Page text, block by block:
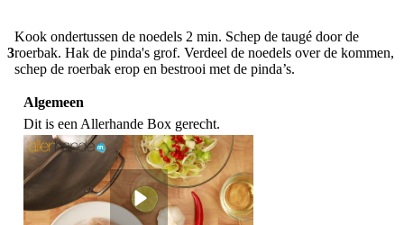
3
Kook ondertussen de noedels 2 min. Schep de taugé door de
roerbak. Hak de pinda's grof. Verdeel de noedels over de kommen,
schep de roerbak erop en bestrooi met de pinda’s.
Algemeen
Dit is een Allerhande Box gerecht.